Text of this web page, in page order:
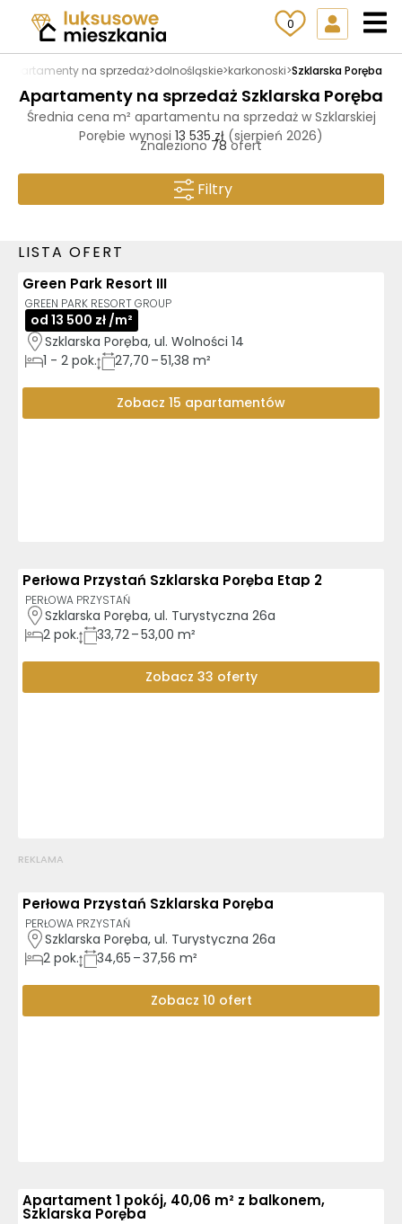
0
Apartamenty na sprzedaż>dolnośląskie>karkonoski>Szklarska Poręba
Apartamenty na sprzedaż Szklarska Poręba
Średnia cena m² apartamentu na sprzedaż w Szklarskiej
Porębie wynosi 13 535 zł (sierpień 2026)
Znaleziono78 ofert
Filtry
LISTA OFERT
AI
Green Park Resort III
GREEN PARK RESORT GROUP
od 13 500 zł /m²
Szklarska Poręba, ul. Wolności 14
1 - 2 pok. 27,70 – 51,38 m²
Zobacz 15 apartamentów
Perłowa Przystań Szklarska Poręba Etap 2
PERŁOWA PRZYSTAŃ
Szklarska Poręba, ul. Turystyczna 26a
2 pok. 33,72 – 53,00 m²
Zobacz 33 oferty
REKLAMA
GOTOWE DO ODBIORU
Perłowa Przystań Szklarska Poręba
PERŁOWA PRZYSTAŃ
Szklarska Poręba, ul. Turystyczna 26a
2 pok. 34,65 – 37,56 m²
Zobacz 10 ofert
Apartament 1 pokój, 40,06 m² z balkonem,
Szklarska Poręba